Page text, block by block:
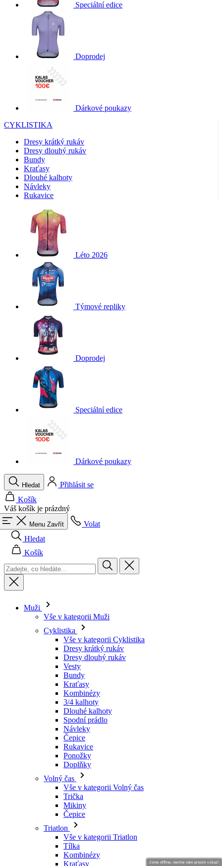
Speciální edice
Doprodej
Dárkové poukazy
CYKLISTIKA
Dresy krátký rukáv
Dresy dlouhý rukáv
Bundy
Kraťasy
Dlouhé kalhoty
Návleky
Rukavice
Léto 2026
Týmové repliky
Doprodej
Speciální edice
Dárkové poukazy
Hledat
Přihlásit se
Košík
Váš košík je prázdný
Menu Zavřít
Volat
Hledat
Košík
Muži
Vše v kategorii Muži
Cyklistika
Vše v kategorii Cyklistika
Dresy krátký rukáv
Dresy dlouhý rukáv
Vesty
Bundy
Kraťasy
Kombinézy
3/4 kalhoty
Dlouhé kalhoty
Spodní prádlo
Návleky
Čepice
Rukavice
Ponožky
Doplňky
Volný čas
Vše v kategorii Volný čas
Trička
Mikiny
Čepice
Triatlon
Vše v kategorii Triatlon
Tílka
Kombinézy
Kraťasy
Jsme offline, nechte nám prosím vzkaz!